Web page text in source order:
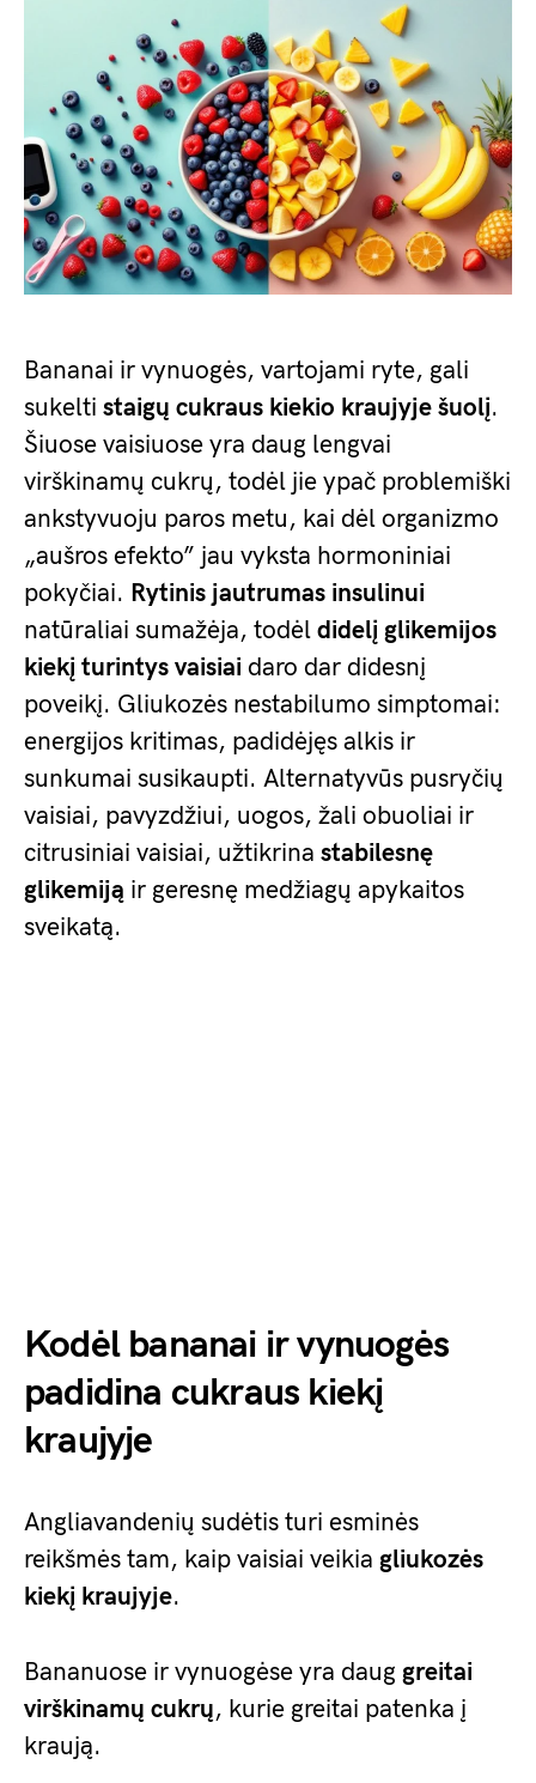
Bananai ir vynuogės, vartojami ryte, gali
sukelti staigų cukraus kiekio kraujyje šuolį.
Šiuose vaisiuose yra daug lengvai
virškinamų cukrų, todėl jie ypač problemiški
ankstyvuoju paros metu, kai dėl organizmo
„aušros efekto” jau vyksta hormoniniai
pokyčiai. Rytinis jautrumas insulinui
natūraliai sumažėja, todėl didelį glikemijos
kiekį turintys vaisiai daro dar didesnį
poveikį. Gliukozės nestabilumo simptomai:
energijos kritimas, padidėjęs alkis ir
sunkumai susikaupti. Alternatyvūs pusryčių
vaisiai, pavyzdžiui, uogos, žali obuoliai ir
citrusiniai vaisiai, užtikrina stabilesnę
glikemiją ir geresnę medžiagų apykaitos
sveikatą.
Kodėl bananai ir vynuogės
padidina cukraus kiekį
kraujyje
Angliavandenių sudėtis turi esminės
reikšmės tam, kaip vaisiai veikia gliukozės
kiekį kraujyje.
Bananuose ir vynuogėse yra daug greitai
virškinamų cukrų, kurie greitai patenka į
kraują.